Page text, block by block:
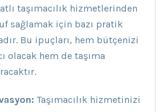
taşımacılık hizmetlerinden
sağlamak için bazı pratik
Bu ipuçları, hem bütçenizi
olacak hem de taşıma
Taşımacılık hizmetinizi